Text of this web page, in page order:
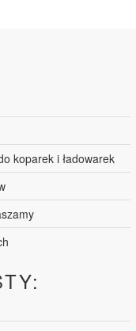
koparek i ładowarek